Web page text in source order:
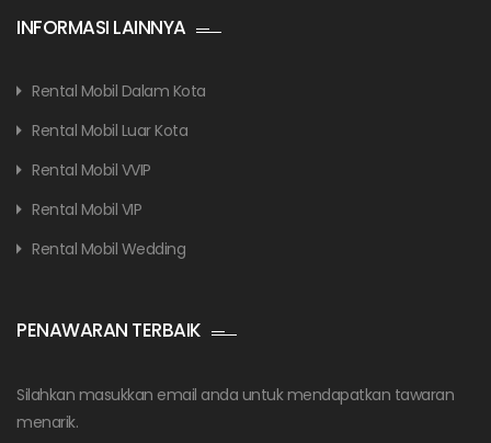
INFORMASI LAINNYA
Rental Mobil Dalam Kota
Rental Mobil Luar Kota
Rental Mobil VVIP
Rental Mobil VIP
Rental Mobil Wedding
PENAWARAN TERBAIK
Silahkan masukkan email anda untuk mendapatkan tawaran
menarik.